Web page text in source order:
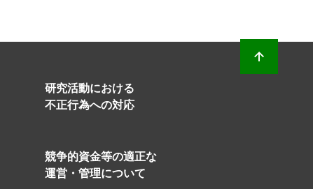
研究活動における
不正行為への対応
競争的資金等の適正な
運営・管理について